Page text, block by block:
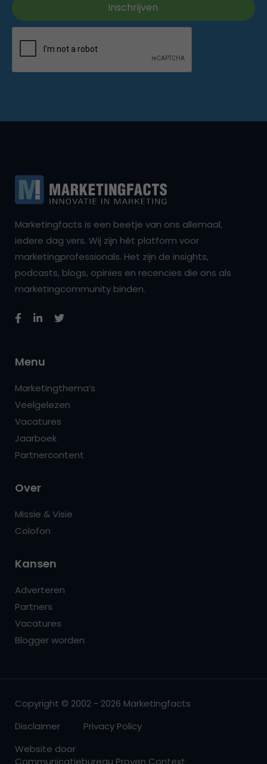
Marketingfacts is een beetje van ons allemaal,
iedere dag vers. Wij zijn hét platform voor
marketingprofessionals. Het zijn de insights,
podcasts, blogs, opinies en recencies die ons als
marketingcommunity binden.
Menu
Marketingthema’s
Veelgelezen
Vacatures
Jaarboek
Partnercontent
Over
Missie & Visie
Colofon
Kansen
Adverteren
Partners
Vacatures
Blogger worden
Copyright © 2002 - 2026 Marketingfacts
Disclaimer
Privacy Policy
Website door
Communicatiebureau Proven Context